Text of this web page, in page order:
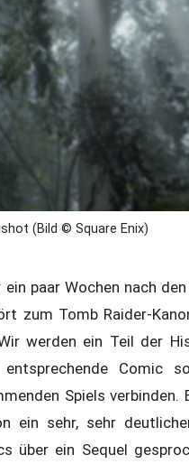
(Bild © Square Enix)
paar Wochen nach
zum Tomb Raider-
werden ein Teil der
Comic
Spiels
ein sehr, sehr
über ein Sequel